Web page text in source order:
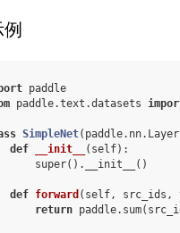
paddle
paddle.text.datasets
SimpleNet( paddle. nn. Layer
def __init__ ( self):
super() . __init__
()
def forward ( self, src_ids ,
return paddle. sum(